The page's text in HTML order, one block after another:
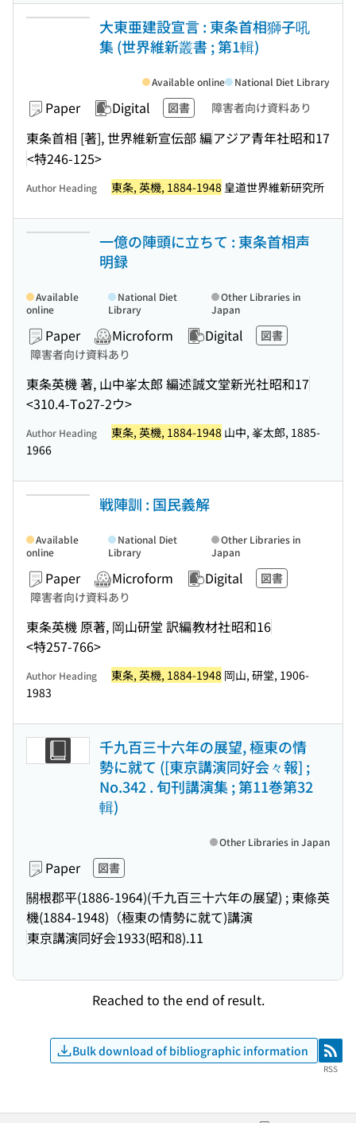
大東亜建設宣言 : 東条首相獅子吼
集 (世界維新叢書 ; 第1輯)
Paper Digital 図書 障害者向け資料あり
東条首相 [著], 世界維新宣伝部 編アジア青年社昭和17
<特246-125>
Available online National Diet Library
Author Heading 東条, 英機, 1884-1948 皇道世界維新研究所
一億の陣頭に立ちて : 東条首相声
明録
Paper Microform Digital
図書
障害者向け資料あり
東条英機 著, 山中峯太郎 編述誠文堂新光社昭和17
<310.4-To27-2ウ>
Available
online
National Diet
Library
Other Libraries in
Japan
Author Heading 東条, 英機, 1884-1948 山中, 峯太郎, 1885-
1966
戦陣訓 : 国民義解
Paper Microform Digital
図書
障害者向け資料あり
東条英機 原著, 岡山研堂 訳編教材社昭和16
<特257-766>
Available
online
National Diet
Library
Other Libraries in
Japan
Author Heading 東条, 英機, 1884-1948 岡山, 研堂, 1906-
1983
千九百三十六年の展望, 極東の情
勢に就て ([東京講演同好会々報] ;
No.342 . 旬刊講演集 ; 第11巻第32
輯)
Paper 図書
關根郡平(1886-1964)(千九百三十六年の展望) ; 東條英
機(1884-1948)（極東の情勢に就て)講演
東京講演同好会1933(昭和8).11
Other Libraries in Japan
Reached to the end of result.
Bulk download of bibliographic information RSS
RSS